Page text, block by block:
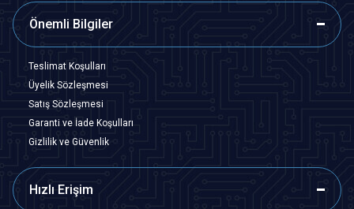
Önemli Bilgiler
Teslimat Koşulları
Üyelik Sözleşmesi
Satış Sözleşmesi
Garanti ve İade Koşulları
Gizlilik ve Güvenlik
Hızlı Erişim